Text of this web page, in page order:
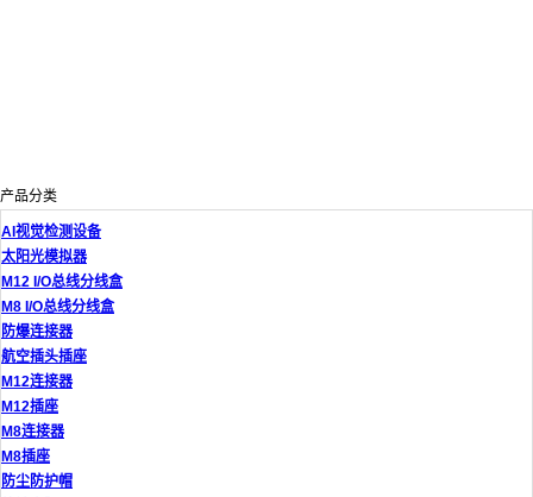
产品分类
AI视觉检测设备
太阳光模拟器
M12 I/O总线分线盒
M8 I/O总线分线盒
防爆连接器
航空插头插座
M12连接器
M12插座
M8连接器
M8插座
防尘防护帽